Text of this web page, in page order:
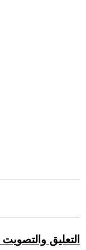
التعليق